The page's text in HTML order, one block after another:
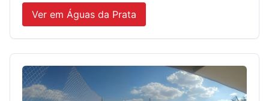
Ver em Águas da Prata